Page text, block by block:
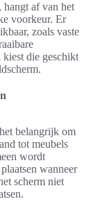
af van het
voorkeur. Er
zoals vaste
kiest die geschikt
belangrijk om
tot meubels
wordt
wanneer
scherm niet